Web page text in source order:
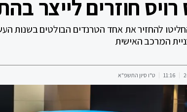
רויס חוזרים לייצר
המרכב האישית
11:16 ט"ו סיון התשפ"א